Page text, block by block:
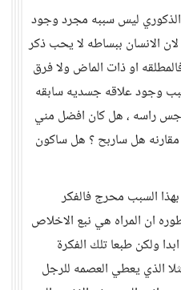
ليس سببه مجرد وجود
الانسان ببساطه لا يحب ذكر
او ذات الماض ولا فرق
وجود علاقه جسديه سابقه
راسه ، هل كان افضل مني
هل ساربح ؟ هل ساكون
السبب محرج فالفكر
ان المراه هي نبع الاخلاص
ولكن طبعا تلك الفكرة
الذي يعطي العصمه للرجل